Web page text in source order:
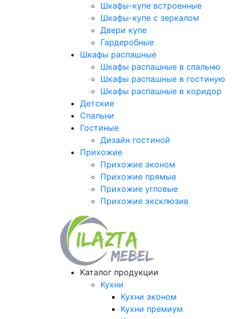
Шкафы-купе встроенные
Шкафы-купе с зеркалом
Двери купе
Гардеробные
Шкафы распашные
Шкафы распашные в спальню
Шкафы распашные в гостиную
Шкафы распашные в коридор
Детские
Спальни
Гостиные
Дизайн гостиной
Прихожие
Прихожие эконом
Прихожие прямые
Прихожие угловые
Прихожие эксклюзив
Каталог продукции
Кухни
Кухни эконом
Кухни премиум